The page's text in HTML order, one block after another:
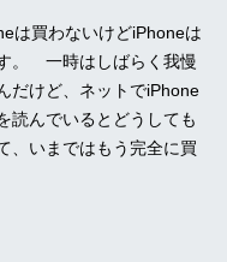
は買わないけどiPhoneは
。 一時はしばらく我慢
だけど、ネットでiPhone
読んでいるとどうしても
、いまではもう完全に買